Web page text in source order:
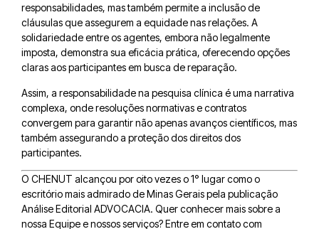
responsabilidades, mas também permite a inclusão de
cláusulas que assegurem a equidade nas relações. A
solidariedade entre os agentes, embora não legalmente
imposta, demonstra sua eficácia prática, oferecendo opções
claras aos participantes em busca de reparação.
Assim, a responsabilidade na pesquisa clínica é uma narrativa
complexa, onde resoluções normativas e contratos
convergem para garantir não apenas avanços científicos, mas
também assegurando a proteção dos direitos dos
participantes.
O CHENUT alcançou por oito vezes o 1° lugar como o
escritório mais admirado de Minas Gerais pela publicação
Análise Editorial ADVOCACIA. Quer conhecer mais sobre a
nossa Equipe e nossos serviços? Entre em contato com